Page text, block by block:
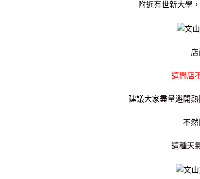
附近有世新大學
這間店
建議大家盡量避開
不
這種天